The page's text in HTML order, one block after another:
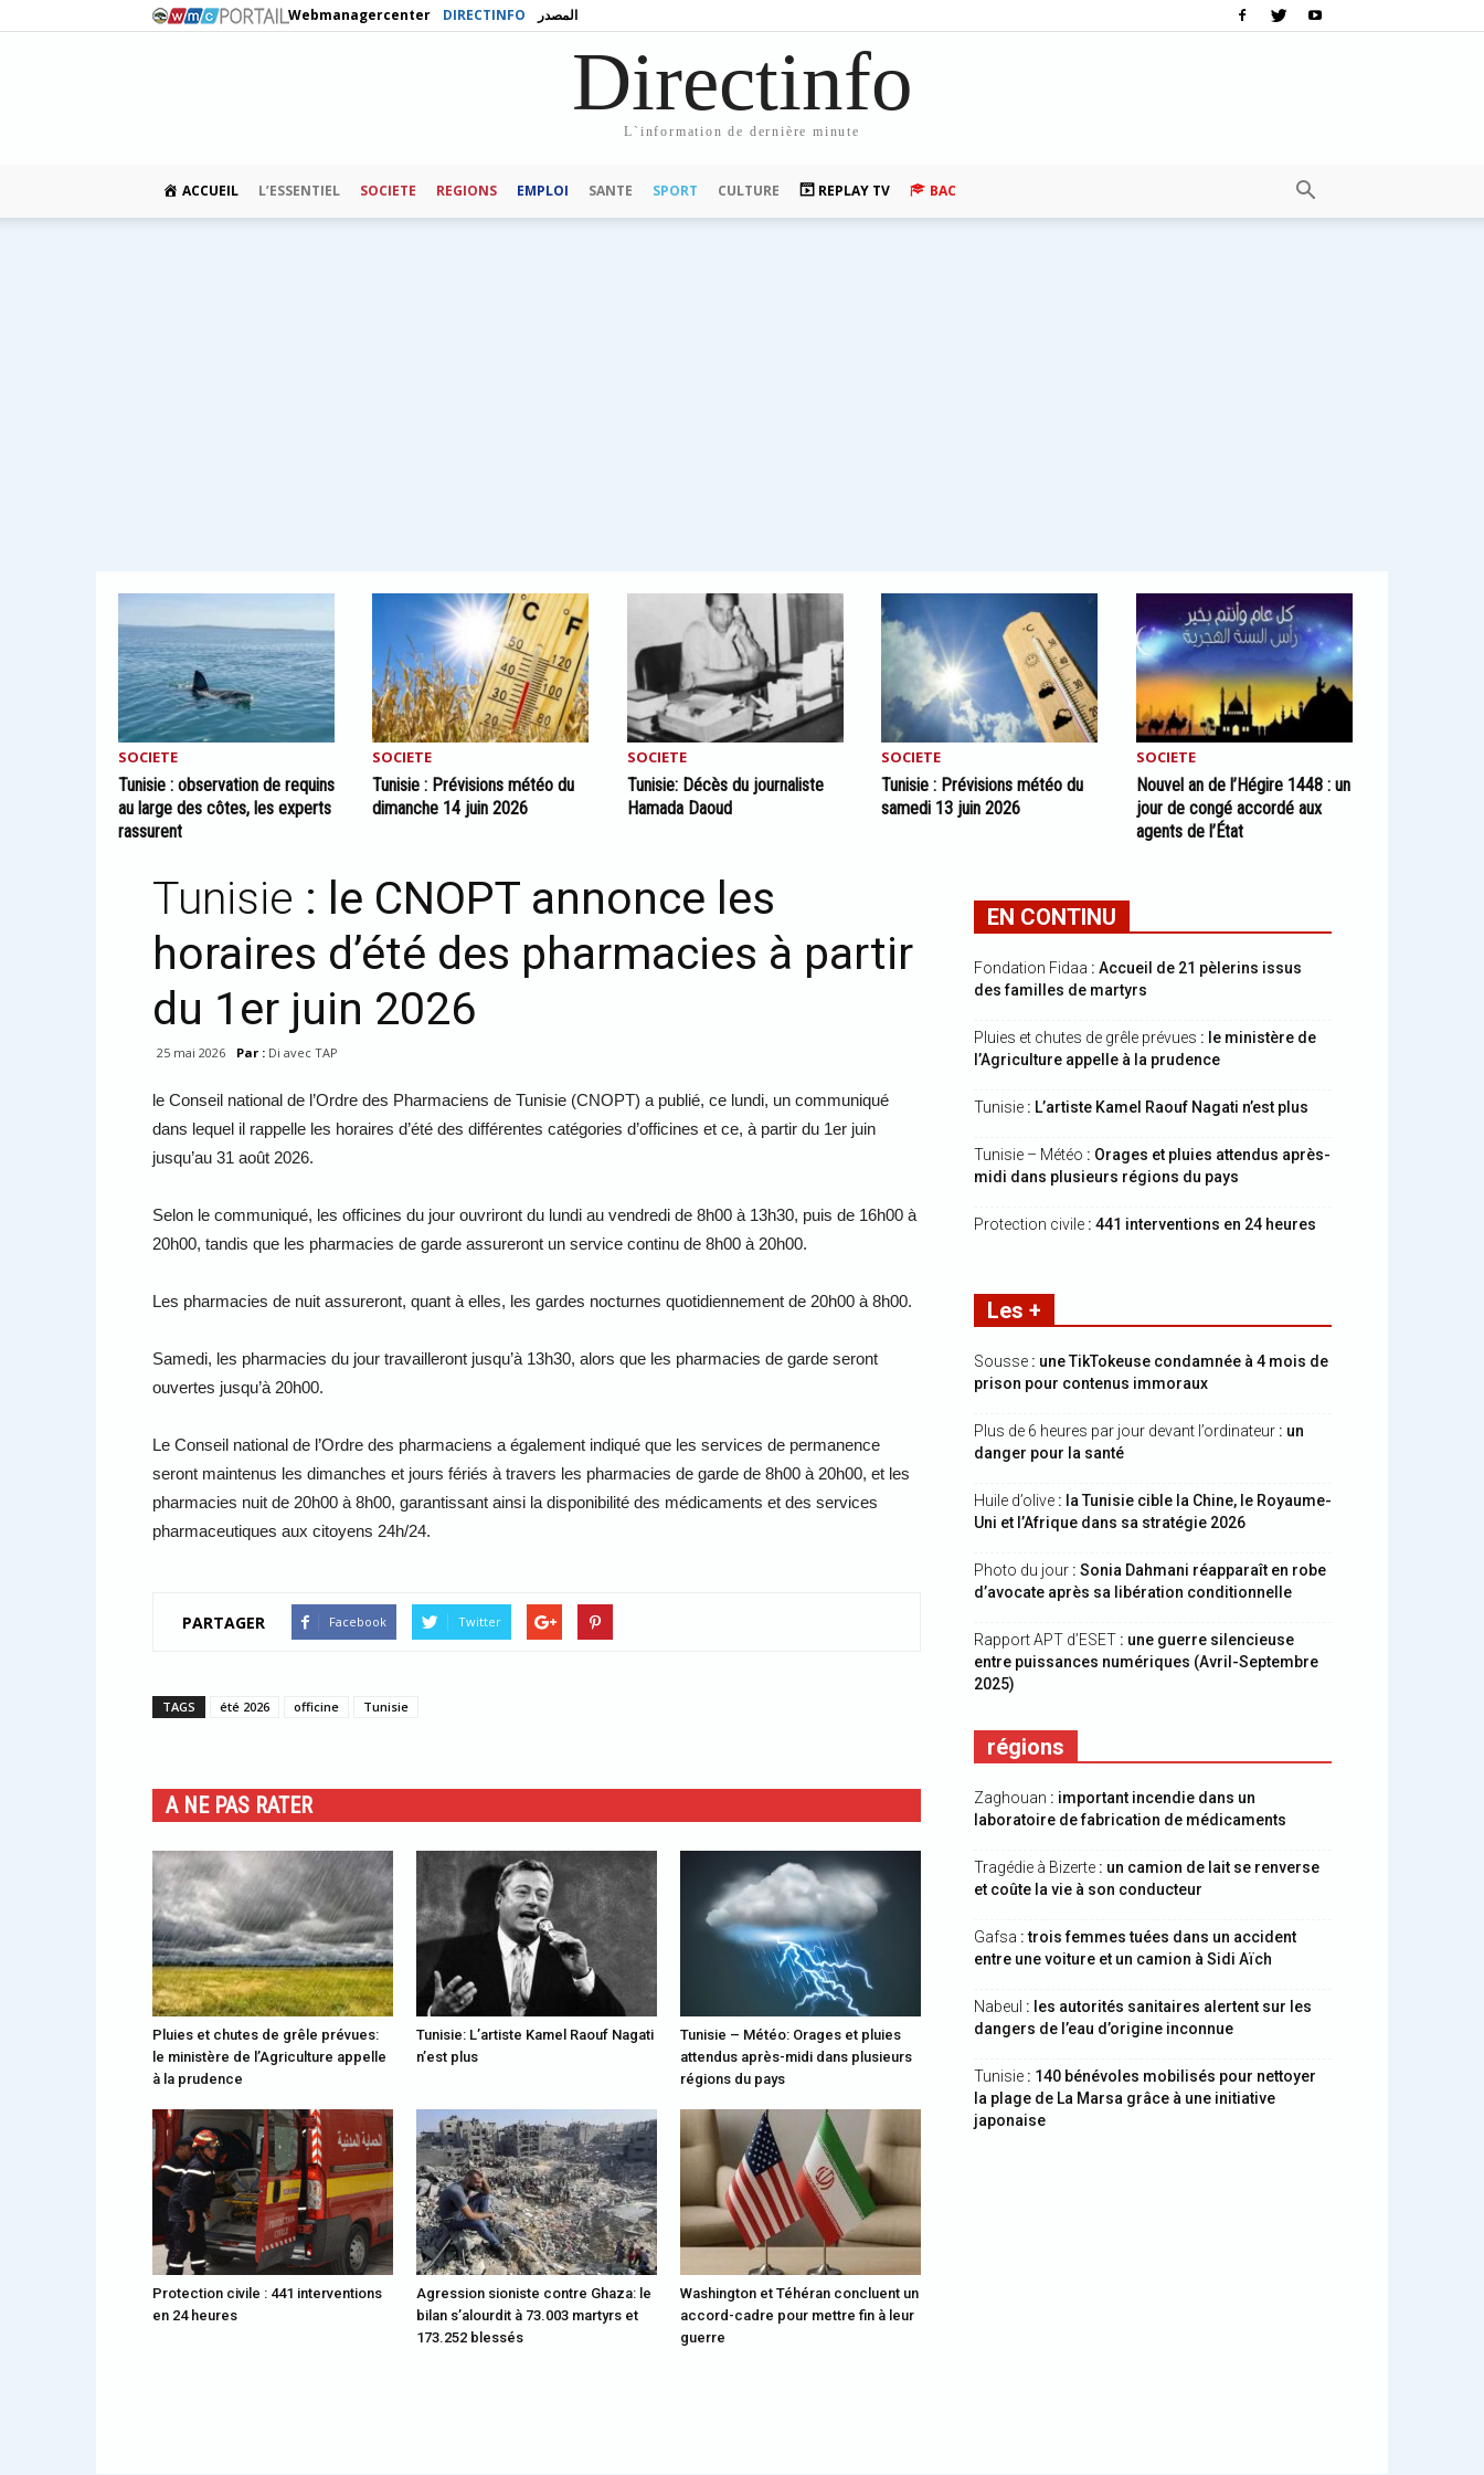
Webmanagercenter DIRECTINFO المصدر
Directinfo
L`information de dernière minute
ACCUEIL L’ESSENTIEL SOCIETE REGIONS EMPLOI SANTE SPORT CULTURE REPLAY TV BAC
SOCIETE
Tunisie : observation de requins
au large des côtes, les experts
rassurent
SOCIETE
Tunisie : Prévisions météo du
dimanche 14 juin 2026
SOCIETE
Tunisie: Décès du journaliste
Hamada Daoud
SOCIETE
Tunisie : Prévisions météo du
samedi 13 juin 2026
SOCIETE
Nouvel an de l’Hégire 1448 : un
jour de congé accordé aux
agents de l’État
Tunisie : le CNOPT annonce les
horaires d’été des pharmacies à partir
du 1er juin 2026
25 mai 2026 Par : Di avec TAP
le Conseil national de l’Ordre des Pharmaciens de Tunisie (CNOPT) a publié, ce lundi, un communiqué
dans lequel il rappelle les horaires d’été des différentes catégories d’officines et ce, à partir du 1er juin
jusqu’au 31 août 2026.
Selon le communiqué, les officines du jour ouvriront du lundi au vendredi de 8h00 à 13h30, puis de 16h00 à
20h00, tandis que les pharmacies de garde assureront un service continu de 8h00 à 20h00.
Les pharmacies de nuit assureront, quant à elles, les gardes nocturnes quotidiennement de 20h00 à 8h00.
Samedi, les pharmacies du jour travailleront jusqu’à 13h30, alors que les pharmacies de garde seront
ouvertes jusqu’à 20h00.
Le Conseil national de l’Ordre des pharmaciens a également indiqué que les services de permanence
seront maintenus les dimanches et jours fériés à travers les pharmacies de garde de 8h00 à 20h00, et les
pharmacies nuit de 20h00 à 8h00, garantissant ainsi la disponibilité des médicaments et des services
pharmaceutiques aux citoyens 24h/24.
PARTAGER Facebook Twitter
TAGS été 2026 officine Tunisie
A NE PAS RATER
Pluies et chutes de grêle prévues:
le ministère de l’Agriculture appelle
à la prudence
Tunisie: L’artiste Kamel Raouf Nagati
n’est plus
Tunisie – Météo: Orages et pluies
attendus après-midi dans plusieurs
régions du pays
Protection civile : 441 interventions
en 24 heures
Agression sioniste contre Ghaza: le
bilan s’alourdit à 73.003 martyrs et
173.252 blessés
Washington et Téhéran concluent un
accord-cadre pour mettre fin à leur
guerre
EN CONTINU
Fondation Fidaa : Accueil de 21 pèlerins issus
des familles de martyrs
Pluies et chutes de grêle prévues : le ministère de
l’Agriculture appelle à la prudence
Tunisie : L’artiste Kamel Raouf Nagati n’est plus
Tunisie – Météo : Orages et pluies attendus après-
midi dans plusieurs régions du pays
Protection civile : 441 interventions en 24 heures
Les +
Sousse : une TikTokeuse condamnée à 4 mois de
prison pour contenus immoraux
Plus de 6 heures par jour devant l’ordinateur : un
danger pour la santé
Huile d’olive : la Tunisie cible la Chine, le Royaume-
Uni et l’Afrique dans sa stratégie 2026
Photo du jour : Sonia Dahmani réapparaît en robe
d’avocate après sa libération conditionnelle
Rapport APT d’ESET : une guerre silencieuse
entre puissances numériques (Avril-Septembre
2025)
régions
Zaghouan : important incendie dans un
laboratoire de fabrication de médicaments
Tragédie à Bizerte : un camion de lait se renverse
et coûte la vie à son conducteur
Gafsa : trois femmes tuées dans un accident
entre une voiture et un camion à Sidi Aïch
Nabeul : les autorités sanitaires alertent sur les
dangers de l’eau d’origine inconnue
Tunisie : 140 bénévoles mobilisés pour nettoyer
la plage de La Marsa grâce à une initiative
japonaise